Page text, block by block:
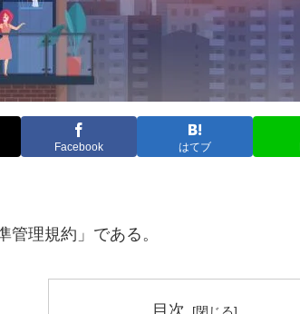
Facebook はてブ
管理規約」である。
目次